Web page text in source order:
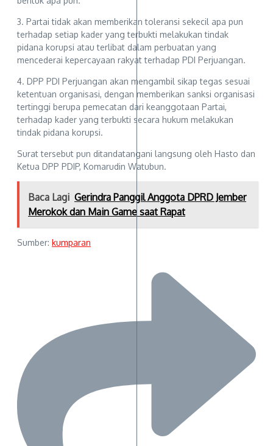
3. Partai tidak akan memberikan toleransi sekecil apa pun
terhadap setiap kader yang terbukti melakukan tindak
pidana korupsi atau terlibat dalam perbuatan yang
mencederai kepercayaan rakyat terhadap PDI Perjuangan.
4. DPP PDI Perjuangan akan mengambil sikap tegas sesuai
ketentuan organisasi, dengan memberikan sanksi organisasi
tertinggi berupa pemecatan dari keanggotaan Partai,
terhadap kader yang terbukti secara hukum melakukan
tindak pidana korupsi.
Surat tersebut pun ditandatangani langsung oleh Hasto dan
Ketua DPP PDIP, Komarudin Watubun.
Baca Lagi Gerindra Panggil Anggota DPRD Jember
Merokok dan Main Game saat Rapat
Sumber: kumparan